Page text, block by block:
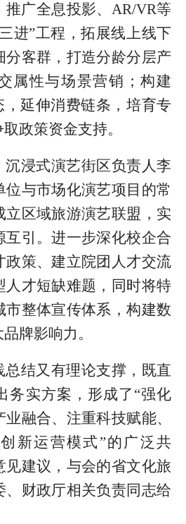
广全息投影、AR/VR等
进”工程，拓展线上线下
分客群，打造分龄分层产
属性与场景营销；构建
，延伸消费链条，培育专
政策资金支持。
沉浸式演艺街区负责人李
位与市场化演艺项目的常
立区域旅游演艺联盟，实
互引。进一步深化校企合
政策、建立院团人才交流
人才短缺难题，同时将特
市整体宣传体系，构建数
牌影响力。
总结又有理论支撑，既直
务实方案，形成了“强化
融合、注重科技赋能、
新运营模式”的广泛共
见建议，与会的省文化旅
、财政厅相关负责同志给